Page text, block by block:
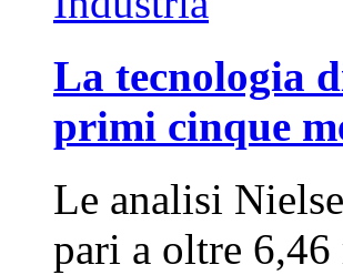
La tecnologia
primi cinque
Le analisi
pari a oltre